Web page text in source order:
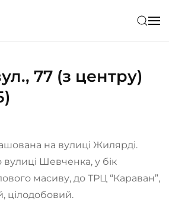
77 (з центру)
на вулиці Жилярді.
Шевченка, у бік
масиву, до ТРЦ “Караван”,
цілодобовий.